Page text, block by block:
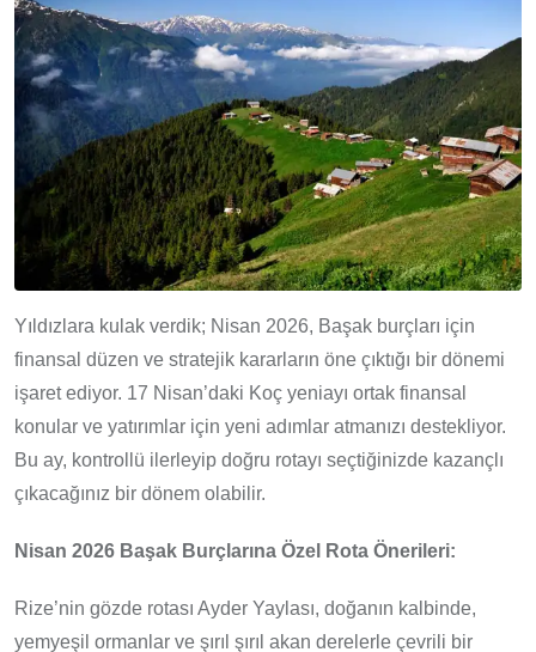
Yıldızlara kulak verdik; Nisan 2026, Başak burçları için
finansal düzen ve stratejik kararların öne çıktığı bir dönemi
işaret ediyor. 17 Nisan’daki Koç yeniayı ortak finansal
konular ve yatırımlar için yeni adımlar atmanızı destekliyor.
Bu ay, kontrollü ilerleyip doğru rotayı seçtiğinizde kazançlı
çıkacağınız bir dönem olabilir.
Nisan 2026 Başak Burçlarına Özel Rota Önerileri:
Rize’nin gözde rotası Ayder Yaylası, doğanın kalbinde,
yemyeşil ormanlar ve şırıl şırıl akan derelerle çevrili bir